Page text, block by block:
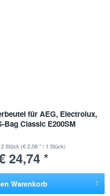
für AEG, Electrolux,
Bag Classic E200SM
Stück (€ 2,06 * / 1 Stück)
24,74 *
Warenkorb